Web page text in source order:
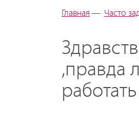
Главная — Часто
,правда